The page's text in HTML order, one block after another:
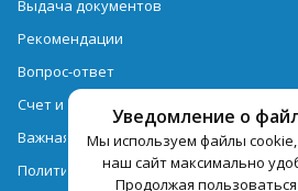
Уведомление о
Мы используем файлы
наш сайт максимально
Продолжая
Выдача документов
Рекомендации
Вопрос-ответ
Счет и оплата
Важная информация по турпродукту
Политика обработки персональных